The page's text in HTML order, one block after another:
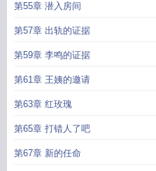
第55章 潜入房间
第57章 出轨的证据
第59章 李鸣的证据
第61章 王姨的邀请
第63章 红玫瑰
第65章 打错人了吧
第67章 新的任命